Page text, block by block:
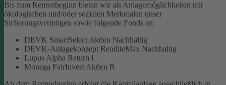
Bis zum Rentenbeginn bieten wir als Anlagemöglichkeiten mit
ökologischen und/oder sozialen Merkmalen unser
Sicherungsvermögen sowie folgende Fonds an:
DEVK SmartSelect Aktien Nachhaltig
DEVK-Anlagekonzept RenditeMax Nachhaltig
Lupus Alpha Return I
Monega FairInvest Aktien R